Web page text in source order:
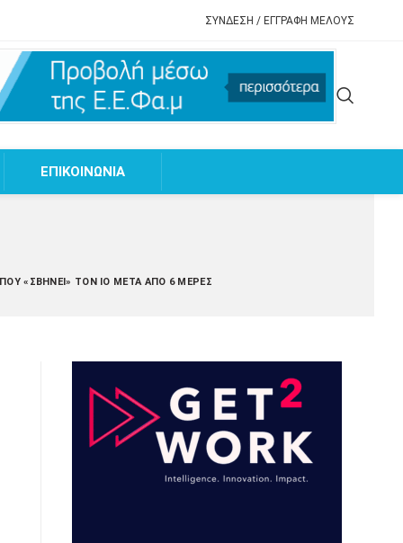
ΣΥΝΔΕΣΗ / ΕΓΓΡΑΦΗ ΜΕΛΟΥΣ
EΠΙΚΟΙΝΩΝΙΑ
«ΣΒΉΝΕΙ» ΤΟΝ ΙΌ ΜΕΤΆ ΑΠΌ 6 ΜΈΡΕΣ